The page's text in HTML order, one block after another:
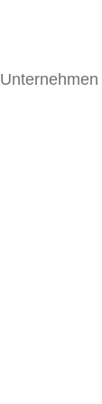
Unternehmen